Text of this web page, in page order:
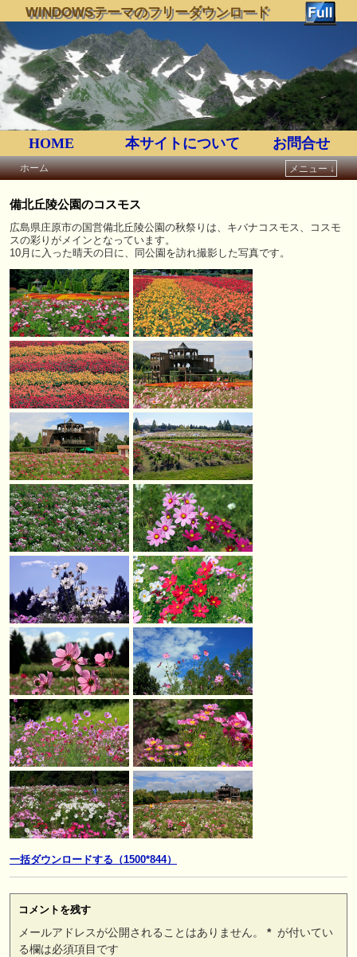
WINDOWSテーマのフリーダウンロード
HOME 本サイトについて お問合せ
ホーム
メニュー ↓
備北丘陵公園のコスモス
広島県庄原市の国営備北丘陵公園の秋祭りは、キバナコスモス、コスモ
スの彩りがメインとなっています。
10月に入った晴天の日に、同公園を訪れ撮影した写真です。
一括ダウンロードする（1500*844）
コメントを残す
メールアドレスが公開されることはありません。 * が付いてい
る欄は必須項目です